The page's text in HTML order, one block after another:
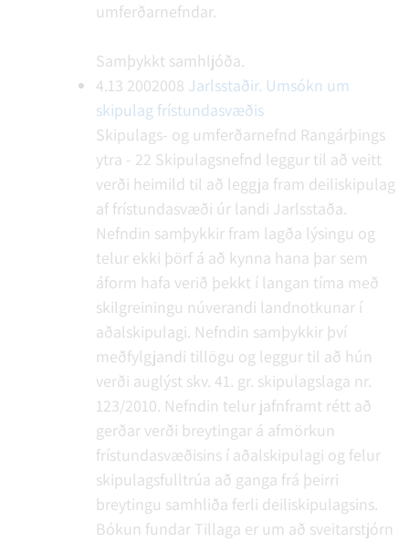
umferðarnefndar.
Samþykkt samhljóða.
4.13 2002008 Jarlsstaðir. Umsókn um
skipulag frístundasvæðis
Skipulags- og umferðarnefnd Rangárþings
ytra - 22 Skipulagsnefnd leggur til að veitt
verði heimild til að leggja fram deiliskipulag
af frístundasvæði úr landi Jarlsstaða.
Nefndin samþykkir fram lagða lýsingu og
telur ekki þörf á að kynna hana þar sem
áform hafa verið þekkt í langan tíma með
skilgreiningu núverandi landnotkunar í
aðalskipulagi. Nefndin samþykkir því
meðfylgjandi tillögu og leggur til að hún
verði auglýst skv. 41. gr. skipulagslaga nr.
123/2010. Nefndin telur jafnframt rétt að
gerðar verði breytingar á afmörkun
frístundasvæðisins í aðalskipulagi og felur
skipulagsfulltrúa að ganga frá þeirri
breytingu samhliða ferli deiliskipulagsins.
Bókun fundar Tillaga er um að sveitarstjórn